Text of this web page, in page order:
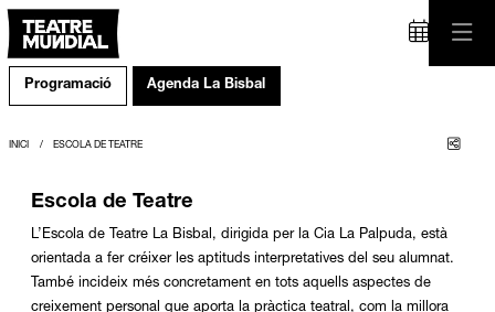
Programació Agenda La Bisbal
INICI ESCOLA DE TEATRE
Escola de Teatre
L’Escola de Teatre La Bisbal, dirigida per la Cia La Palpuda, està
orientada a fer créixer les aptituds interpretatives del seu alumnat.
També incideix més concretament en tots aquells aspectes de
creixement personal que aporta la pràctica teatral, com la millora